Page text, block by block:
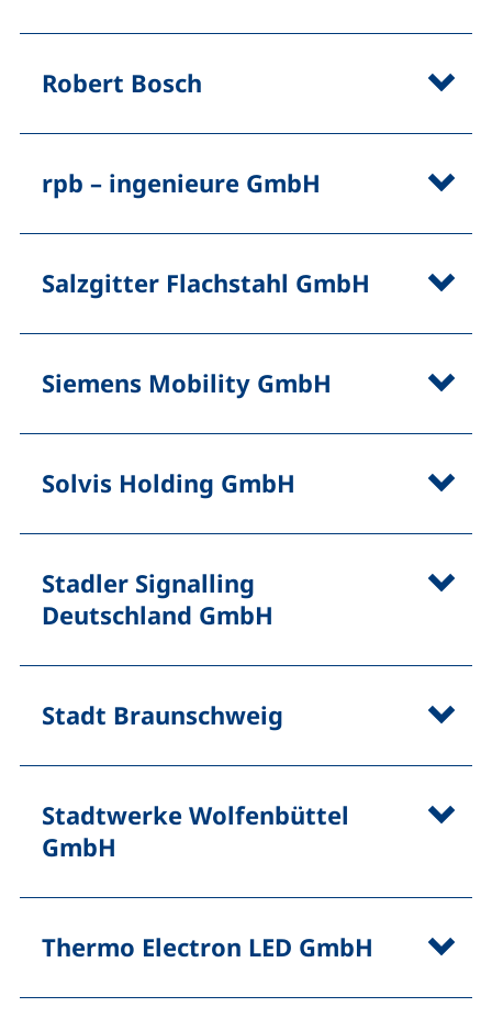
Robert Bosch
rpb – ingenieure GmbH
Salzgitter Flachstahl GmbH
Siemens Mobility GmbH
Solvis Holding GmbH
Stadler Signalling
Deutschland GmbH
Stadt Braunschweig
Stadtwerke Wolfenbüttel
GmbH
Thermo Electron LED GmbH